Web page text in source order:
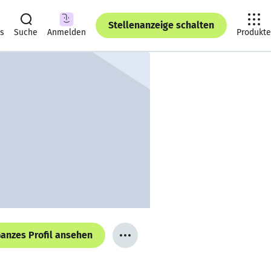
Suche Anmelden
Stellenanzeige schalten
Produkte
Profil ansehen